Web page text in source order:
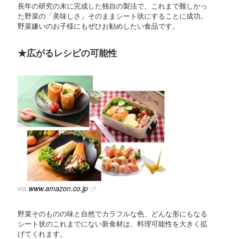
長年の研究の末に完成した独自の製法で、これまで難しかっ
た野菜の「美味しさ」そのままシート状にすることに成功。
野菜嫌いのお子様にもぜひお勧めしたい食品です。
★広がるレシピの可能性
via www.amazon.co.jp
野菜そのものの味と自然でカラフルな色、どんな形にもなる
シート状のこれまでにない新食材は、料理可能性を大きく拡
げてくれます。